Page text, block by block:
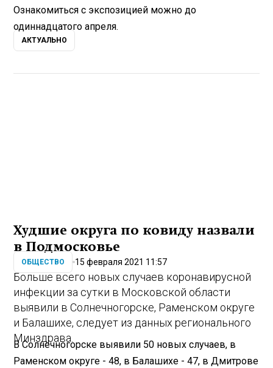
Ознакомиться с экспозицией можно до
одиннадцатого апреля.
АКТУАЛЬНО
Худшие округа по ковиду назвали
в Подмосковье
ОБЩЕСТВО 15 февраля 2021 11:57
Больше всего новых случаев коронавирусной
инфекции за сутки в Московской области
выявили в Солнечногорске, Раменском округе
и Балашихе, следует из данных регионального
Минздрава.
В Солнечногорске выявили 50 новых случаев, в
Раменском округе - 48, в Балашихе - 47, в Дмитрове